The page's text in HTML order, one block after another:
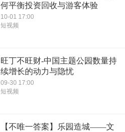
何平衡投资回收与游客体验
10-01 17:00
短视频
旺丁不旺财-中国主题公园数量持
续增长的动力与隐忧
09-30 17:00
短视频
【不唯一答案】乐园造城——文